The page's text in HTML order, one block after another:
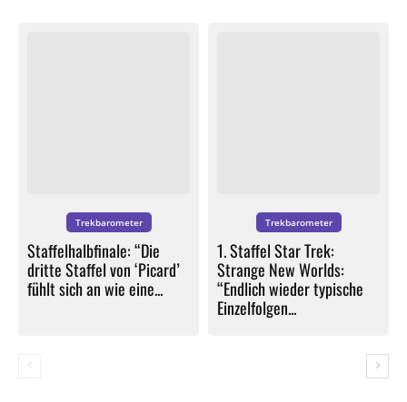
Trekbarometer
Staffelhalbfinale: “Die
dritte Staffel von ‘Picard’
fühlt sich an wie eine...
Trekbarometer
1. Staffel Star Trek:
Strange New Worlds:
“Endlich wieder typische
Einzelfolgen...